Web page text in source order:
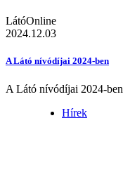
LátóOnline
2024.12.03
A Látó nívódíjai 2024-ben
A Látó nívódíjai 2024-ben
Hírek